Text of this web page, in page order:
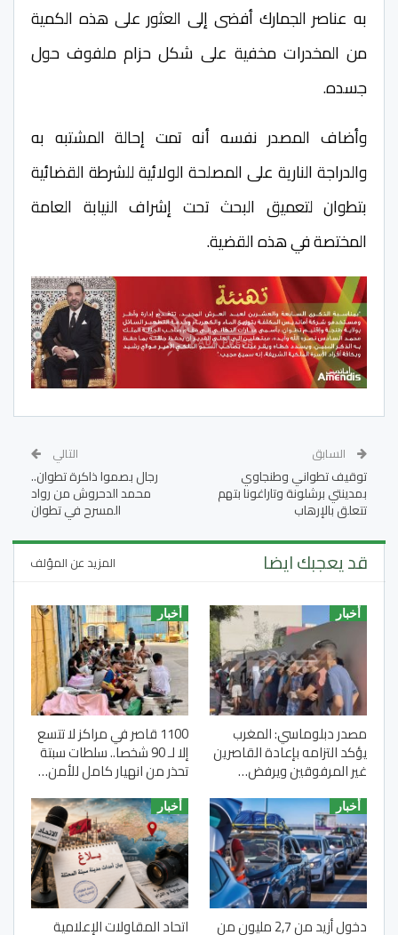
به عناصر الجمارك أفضى إلى العثور على هذه الكمية
من المخدرات مخفية على شكل حزام ملفوف حول
جسده.
وأضاف المصدر نفسه أنه تمت إحالة المشتبه به
والدراجة النارية على المصلحة الولائية للشرطة القضائية
بتطوان لتعميق البحث تحت إشراف النيابة العامة
المختصة في هذه القضية.
السابق
توقيف تطواني وطنجاوي
بمدينتي برشلونة وتاراغونا بتهم
تتعلق بالإرهاب
التالي
رجال بصموا ذاكرة تطوان..
محمد الدحروش من رواد
المسرح في تطوان
قد يعجبك ايضا المزيد عن المؤلف
أخبار
مصدر دبلوماسي: المغرب
يؤكد التزامه بإعادة القاصرين
غير المرفوقين ويرفض…
أخبار
1100 قاصر في مراكز لا تتسع
إلا لـ 90 شخصا.. سلطات سبتة
تحذر من انهيار كامل للأمن…
أخبار
دخول أزيد من 2,7 مليون من
أخبار
اتحاد المقاولات الإعلامية